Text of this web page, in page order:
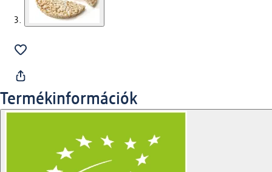
Termékinformációk